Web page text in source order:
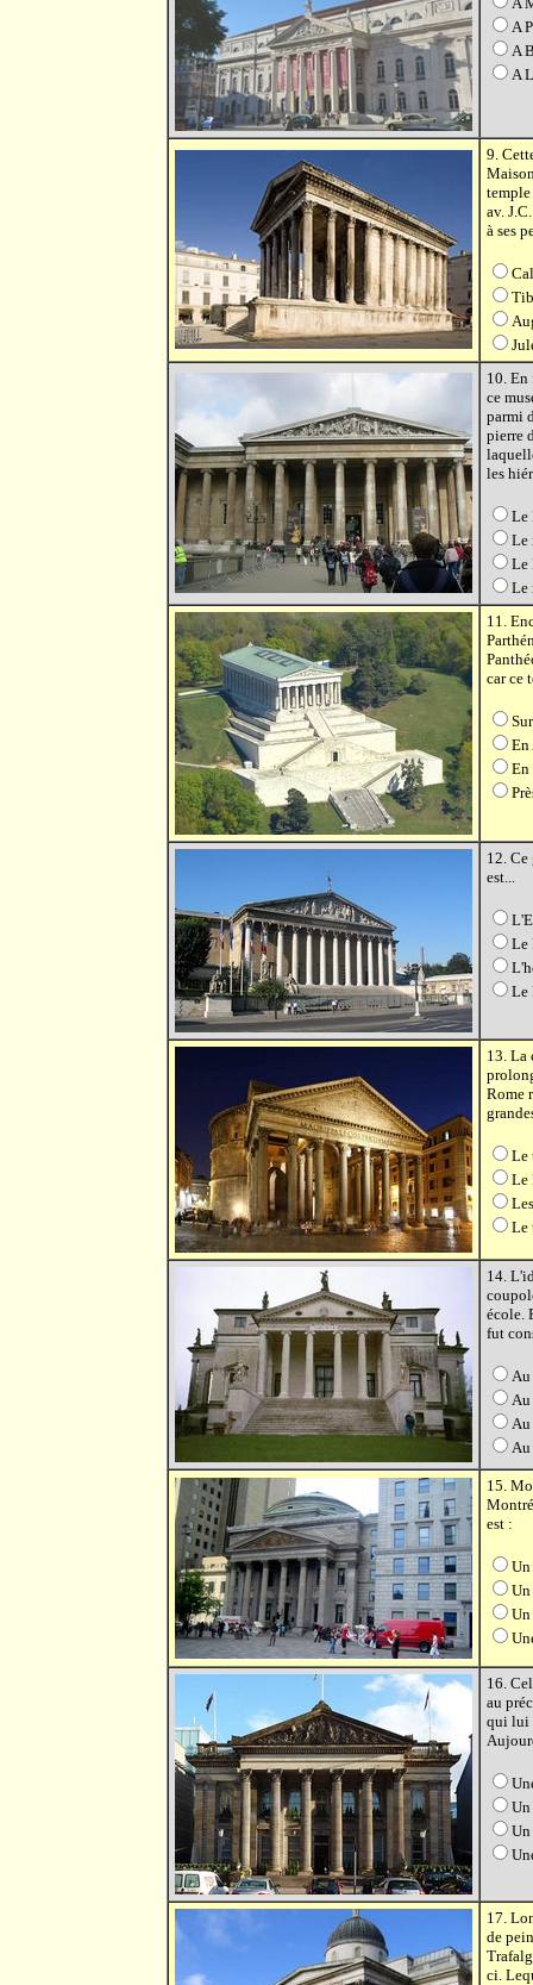
A
A
A
9.
av.
à ses
10. En
ce
parmi
pierre
les
Le
Le
Le
Le
11.
car ce
En
En
12.
est...
Le
Le
13. La
Rome
Le
Le
Le
14.
école.
fut
Au
Au
Au
Au
15.
est :
Un
Un
16.
au
qui lui
Un
17.
de
ci.